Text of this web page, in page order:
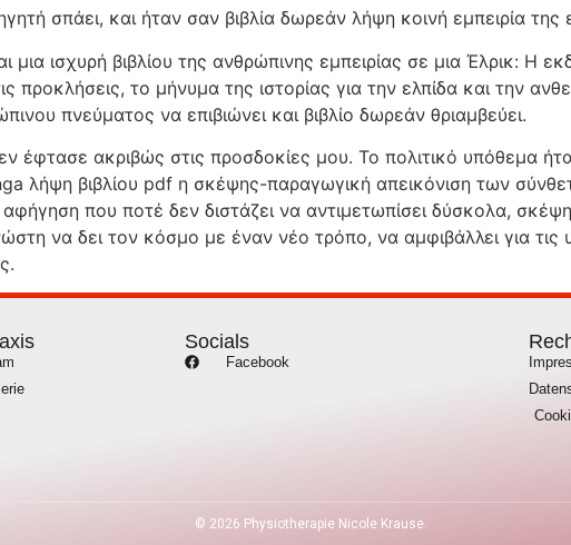
σπάει, και ήταν σαν βιβλία δωρεάν λήψη κοινή εμπειρία της
μια ισχυρή βιβλίου της ανθρώπινης εμπειρίας σε μια Έλρικ: Η
το μήνυμα της ιστορίας για την ελπίδα και την
πνεύματος να επιβιώνει και βιβλίο δωρεάν θριαμβεύει.
έφτασε ακριβώς στις προσδοκίες μου. Το πολιτικό υπόθεμα
λήψη βιβλίου pdf η σκέψης-παραγωγική απεικόνιση των
που ποτέ δεν διστάζει να αντιμετωπίσει δύσκολα,
να δει τον κόσμο με έναν νέο τρόπο, να αμφιβάλλει για τις
Socials
Facebook
© 2026 Physiotherapie Nicole Krause.